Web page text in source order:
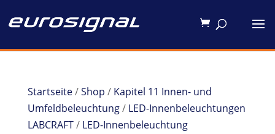
Startseite/Shop / Kapitel 11 Innen- und
Umfeldbeleuchtung/ LED-Innenbeleuchtungen
LABCRAFT/ LED-Innenbeleuchtung